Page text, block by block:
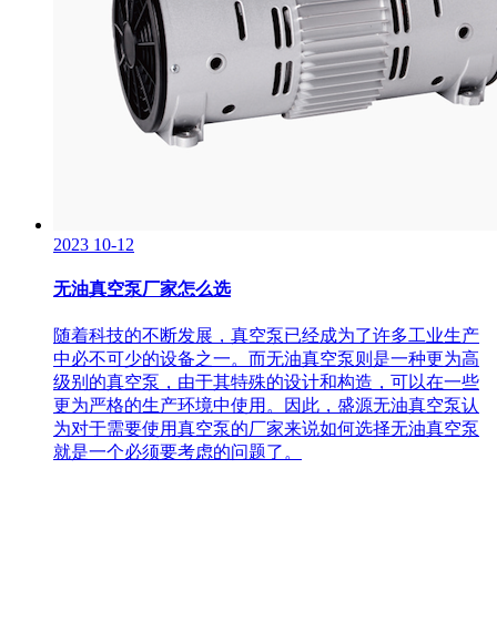
2023 10-12
无油真空泵厂家怎么选
随着科技的不断发展，真空泵已经成为了许多工业生产
中必不可少的设备之一。而无油真空泵则是一种更为高
级别的真空泵，由于其特殊的设计和构造，可以在一些
更为严格的生产环境中使用。因此，盛源无油真空泵认
为对于需要使用真空泵的厂家来说如何选择无油真空泵
就是一个必须要考虑的问题了。